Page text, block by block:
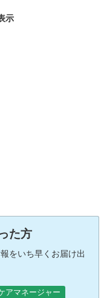
示
た方
をいち早くお届け出
アマネージャー